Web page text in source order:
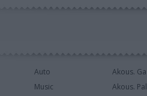
Auto
Music
Akous.
Akous.